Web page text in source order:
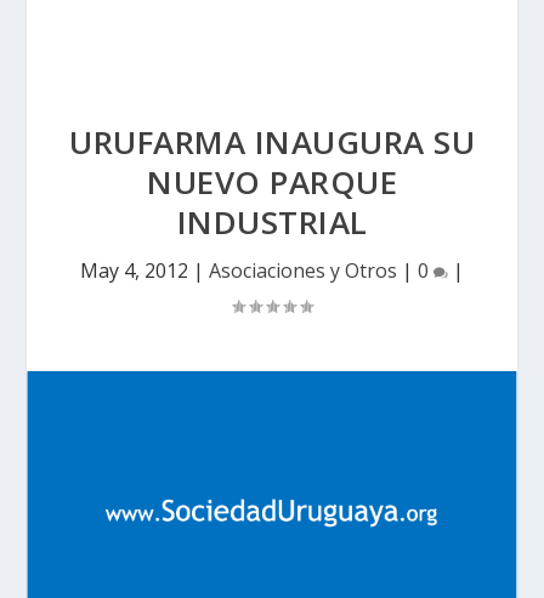
URUFARMA INAUGURA SU
NUEVO PARQUE
INDUSTRIAL
May 4, 2012 | Asociaciones y Otros | 0 |